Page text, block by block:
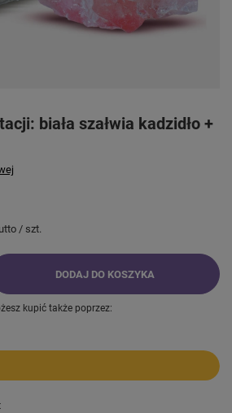
biała szałwia kadzidło +
/ szt.
DODAJ DO KOSZYKA
kupić także poprzez: